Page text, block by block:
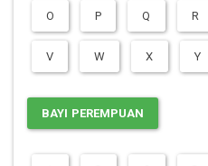
O P Q R
V W X Y
BAYI PEREMPUAN